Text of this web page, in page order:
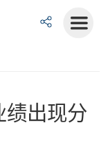
绩出现分